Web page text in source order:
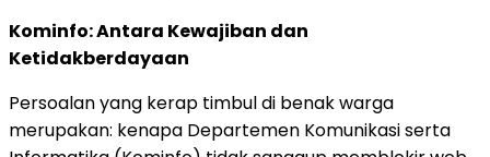
Kominfo: Antara Kewajiban dan
Ketidakberdayaan
Persoalan yang kerap timbul di benak warga
merupakan: kenapa Departemen Komunikasi serta